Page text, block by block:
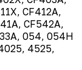
CF412A,
CF542A,
054, 054H
4525,